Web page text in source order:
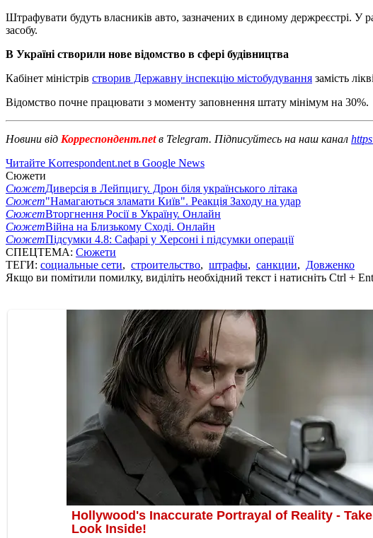
Штрафувати будуть власників авто, зазначених в єдиному держреєстрі. У
засобу.
В Україні створили нове відомство в сфері будівництва
Кабінет міністрів створив Державну інспекцію містобудування замість
Відомство почне працювати з моменту заповнення штату мінімум на 30%.
Новини від Корреспондент.netв Telegram. Підписуйтесь на наш канал
Читайте Korrespondent.net в Google News
Сюжети
СюжетДиверсія в Лейпцигу. Дрон біля українського літака
Сюжет"Намагаються зламати Київ". Реакція Заходу на удар
СюжетВторгнення Росії в Україну. Онлайн
СюжетВійна на Близькому Сході. Онлайн
СюжетПідсумки 4.8: Сафарі у Херсоні і підсумки операції
СПЕЦТЕМА: Сюжети
ТЕГИ: социальные сети, строительство, штрафы, санкции, Довженко
Якщо ви помітили помилку, виділіть необхідний текст і натисніть Ctrl +